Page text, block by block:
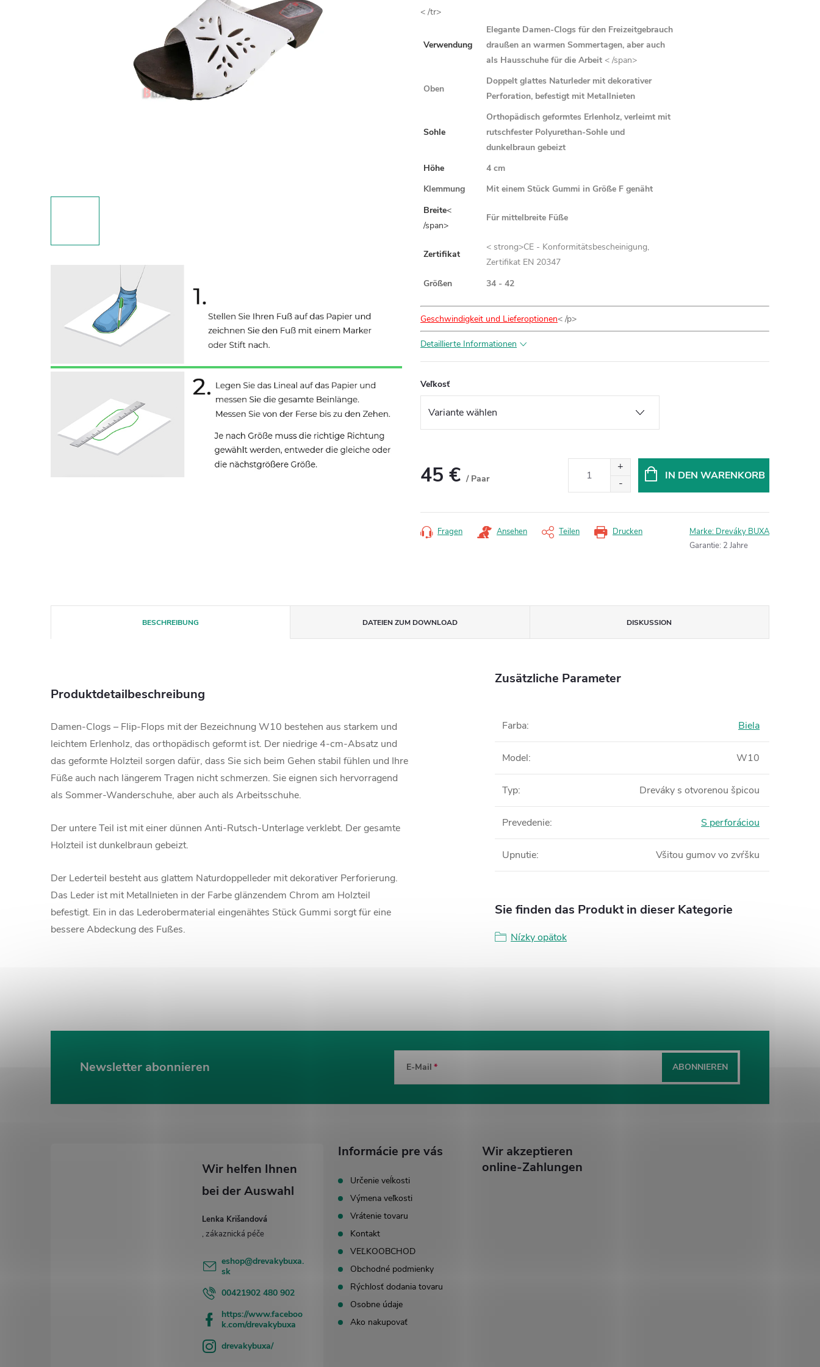
< /tr>
Verwendung
Elegante Damen-Clogs für den Freizeitgebrauch
draußen an warmen Sommertagen, aber auch
als Hausschuhe für die Arbeit < /span>
Oben
Doppelt glattes Naturleder mit dekorativer
Perforation, befestigt mit Metallnieten
Sohle
Orthopädisch geformtes Erlenholz, verleimt mit
rutschfester Polyurethan-Sohle und
dunkelbraun gebeizt
Höhe
4 cm
Klemmung
Mit einem Stück Gummi in Größe F genäht
Breite<
/span>
Für mittelbreite Füße
Zertifikat
< strong>CE - Konformitätsbescheinigung,
Zertifikat EN 20347
Größen
34 - 42
Geschwindigkeit und Lieferoptionen< /p>
Detaillierte Informationen
Veľkosť
45 € / Paar
IN DEN WARENKORB
Drucken
Fragen Ansehen Teilen Marke: Dreváky BUXA
Garantie: 2 Jahre
BESCHREIBUNG DATEIEN ZUM DOWNLOAD DISKUSSION
Produktdetailbeschreibung
Damen-Clogs – Flip-Flops mit der Bezeichnung W10 bestehen aus starkem und
leichtem Erlenholz, das orthopädisch geformt ist. Der niedrige 4-cm-Absatz und
das geformte Holzteil sorgen dafür, dass Sie sich beim Gehen stabil fühlen und Ihre
Füße auch nach längerem Tragen nicht schmerzen. Sie eignen sich hervorragend
als Sommer-Wanderschuhe, aber auch als Arbeitsschuhe.
Der untere Teil ist mit einer dünnen Anti-Rutsch-Unterlage verklebt. Der gesamte
Holzteil ist dunkelbraun gebeizt.
Der Lederteil besteht aus glattem Naturdoppelleder mit dekorativer Perforierung.
Das Leder ist mit Metallnieten in der Farbe glänzendem Chrom am Holzteil
befestigt. Ein in das Lederobermaterial eingenähtes Stück Gummi sorgt für eine
bessere Abdeckung des Fußes.
Zusätzliche Parameter
Farba: Biela
Model: W10
Typ: Dreváky s otvorenou špicou
Prevedenie: S perforáciou
Upnutie: Všitou gumov vo zvŕšku
Sie finden das Produkt in dieser Kategorie
Nízky opätok
Newsletter abonnieren E-Mail ABONNIEREN
Lenka Krišandová
eshop@drevakybuxa.
sk
00421902 480 902
https://www.faceboo
k.com/drevakybuxa
drevakybuxa/
Informácie pre vás
Určenie veĺkosti
Výmena veľkosti
Vrátenie tovaru
Kontakt
VEĽKOOBCHOD
Obchodné podmienky
Rýchlosť dodania tovaru
Osobne údaje
Ako nakupovať
Wir akzeptieren
online-Zahlungen